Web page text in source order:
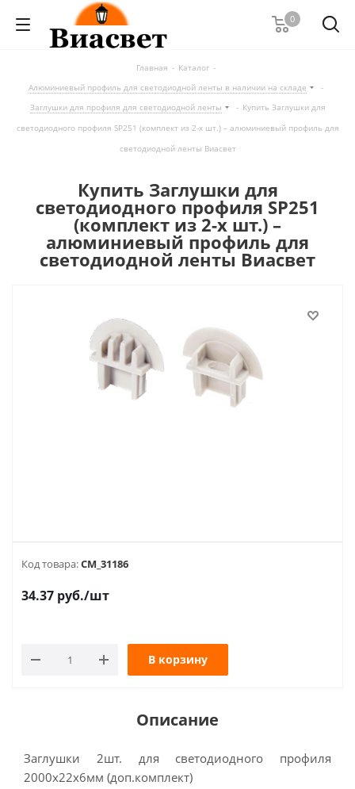
0
Главная - Каталог -
Алюминиевый профиль для светодиодной ленты в наличии на складе
-
Заглушки для профиля для светодиодной ленты
- Купить Заглушки для
светодиодного профиля SP251 (комплект из 2-х шт.) – алюминиевый профиль для
светодиодной ленты Виасвет
Купить Заглушки для
светодиодного профиля SP251
(комплект из 2-х шт.) –
алюминиевый профиль для
светодиодной ленты Виасвет
Код товара:CM_31186
34.37 руб./шт
В корзину
Описание
Заглушки 2шт. для светодиодного профиля
2000х22х6мм (доп.комплект)